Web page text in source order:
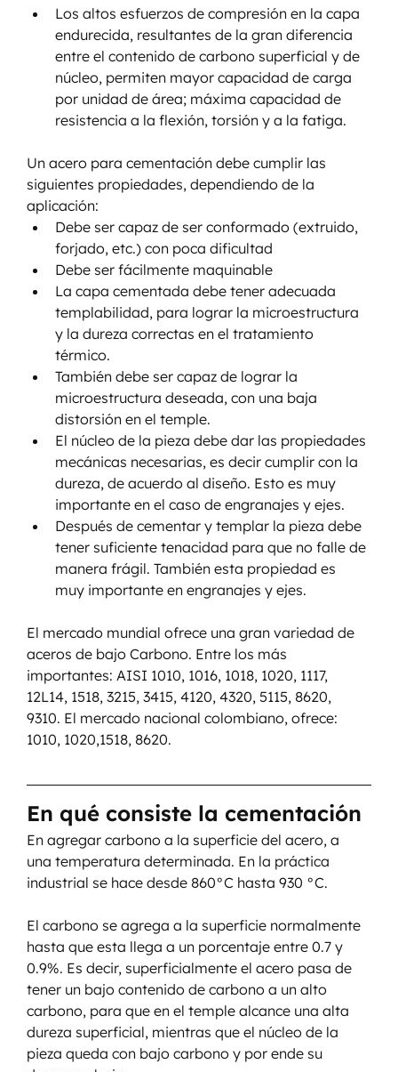
Los altos esfuerzos de compresión en la capa
endurecida, resultantes de la gran diferencia
entre el contenido de carbono superficial y de
núcleo, permiten mayor capacidad de carga
por unidad de área; máxima capacidad de
resistencia a la flexión, torsión y a la fatiga.
Un acero para cementación debe cumplir las
siguientes propiedades, dependiendo de la
aplicación:
Debe ser capaz de ser conformado (extruido,
forjado, etc.) con poca dificultad
Debe ser fácilmente maquinable
La capa cementada debe tener adecuada
templabilidad, para lograr la microestructura
y la dureza correctas en el tratamiento
térmico.
También debe ser capaz de lograr la
microestructura deseada, con una baja
distorsión en el temple.
El núcleo de la pieza debe dar las propiedades
mecánicas necesarias, es decir cumplir con la
dureza, de acuerdo al diseño. Esto es muy
importante en el caso de engranajes y ejes.
Después de cementar y templar la pieza debe
tener suficiente tenacidad para que no falle de
manera frágil. También esta propiedad es
muy importante en engranajes y ejes.
El mercado mundial ofrece una gran variedad de
aceros de bajo Carbono. Entre los más
importantes: AISI 1010, 1016, 1018, 1020, 1117,
12L14, 1518, 3215, 3415, 4120, 4320, 5115, 8620,
9310. El mercado nacional colombiano, ofrece:
1010, 1020,1518, 8620.
En qué consiste la cementación
En agregar carbono a la superficie del acero, a
una temperatura determinada. En la práctica
industrial se hace desde 860°C hasta 930 °C.
El carbono se agrega a la superficie normalmente
hasta que esta llega a un porcentaje entre 0.7 y
0.9%. Es decir, superficialmente el acero pasa de
tener un bajo contenido de carbono a un alto
carbono, para que en el temple alcance una alta
dureza superficial, mientras que el núcleo de la
pieza queda con bajo carbono y por ende su